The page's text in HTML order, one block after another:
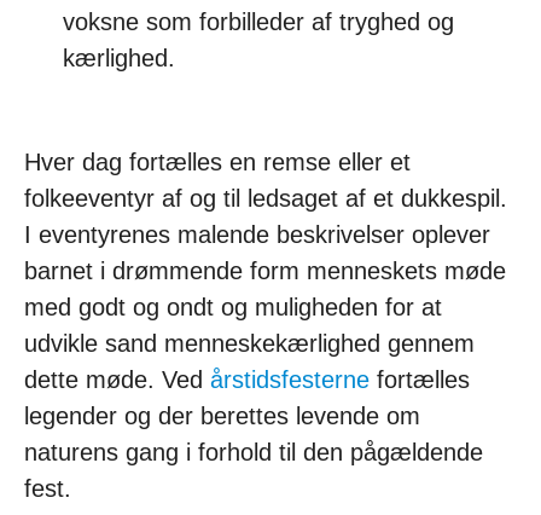
voksne som forbilleder af tryghed og
kærlighed.
Hver dag fortælles en remse eller et
folkeeventyr af og til ledsaget af et dukkespil.
I eventyrenes malende beskrivelser oplever
barnet i drømmende form menneskets møde
med godt og ondt og muligheden for at
udvikle sand menneskekærlighed gennem
dette møde. Ved årstidsfesterne fortælles
legender og der berettes levende om
naturens gang i forhold til den pågældende
fest.